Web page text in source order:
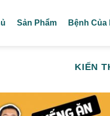
Sản Phẩm Bệnh Của
KIẾN